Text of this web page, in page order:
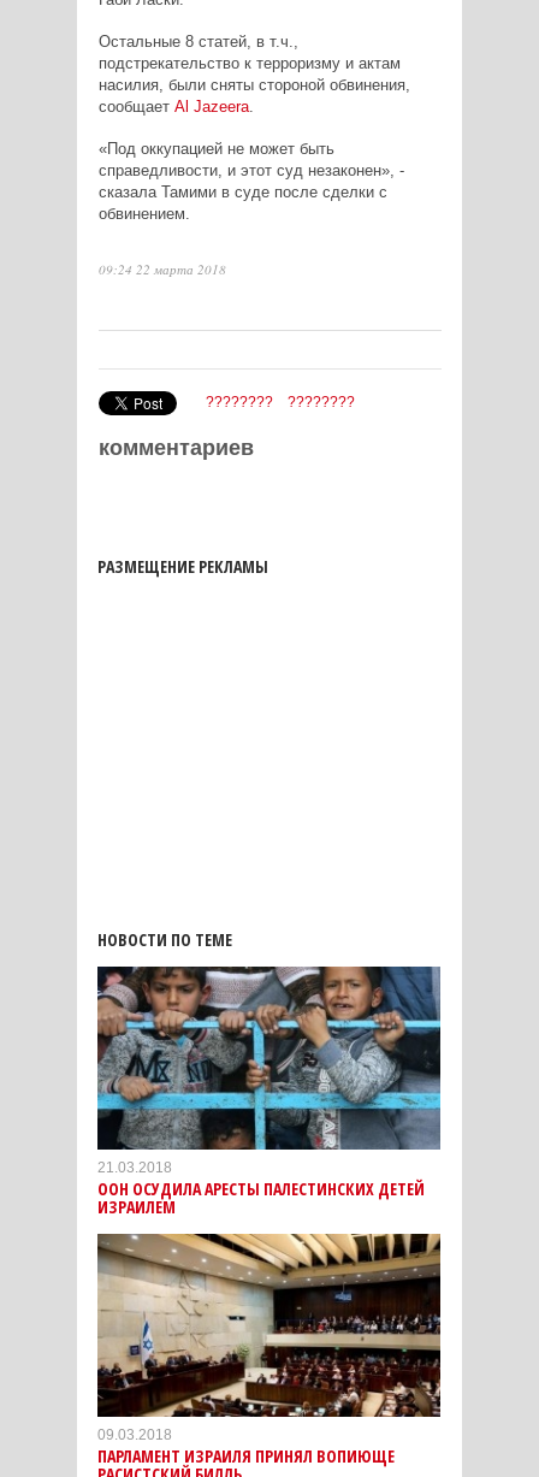
Остальные 8 статей, в т.ч.,
подстрекательство к терроризму и актам
насилия, были сняты стороной обвинения,
сообщает Al Jazeera.
«Под оккупацией не может быть
справедливости, и этот суд незаконен», -
сказала Тамими в суде после сделки с
обвинением.
09:24 22 марта 2018
???????? ????????
комментариев
РАЗМЕЩЕНИЕ РЕКЛАМЫ
НОВОСТИ ПО ТЕМЕ
21.03.2018
ООН ОСУДИЛА АРЕСТЫ ПАЛЕСТИНСКИХ ДЕТЕЙ
ИЗРАИЛЕМ
09.03.2018
ПАРЛАМЕНТ ИЗРАИЛЯ ПРИНЯЛ ВОПИЮЩЕ